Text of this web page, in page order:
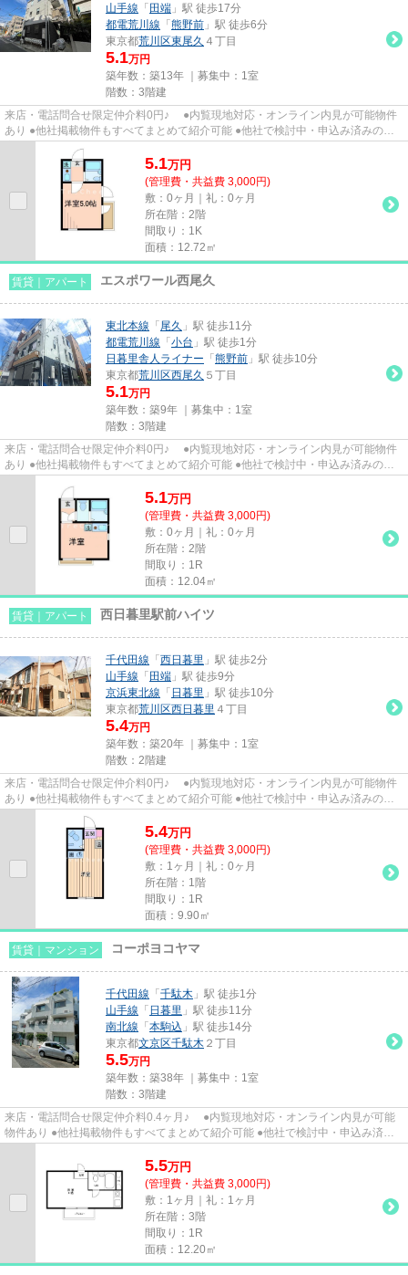
山手線 「 田端 」駅 徒歩17分
都電荒川線 「 熊野前 」駅 徒歩6分
東京都荒川区東尾久 ４丁目
5.1万円
築年数：築13年 ｜募集中： 1室
階数：3階建
来店・電話問合せ限定仲介料0円♪ ●内覧現地対応・オンライン内見が可能物件
あり ●他社掲載物件もすべてまとめて紹介可能 ●他社で検討中・申込み済みのお
客様、初期費用がさらに減額...
5.1万円
(管理費・共益費 3,000円)
敷：0ヶ月｜礼：0ヶ月
所在階：2階
間取り：1K
面積：12.72㎡
賃貸｜アパート エスポワール西尾久
東北本線 「 尾久 」駅 徒歩11分
都電荒川線 「 小台 」駅 徒歩1分
日暮里舎人ライナー 「 熊野前 」駅 徒歩10分
東京都荒川区西尾久 ５丁目
5.1万円
築年数：築9年 ｜募集中： 1室
階数：3階建
来店・電話問合せ限定仲介料0円♪ ●内覧現地対応・オンライン内見が可能物件
あり ●他社掲載物件もすべてまとめて紹介可能 ●他社で検討中・申込み済みのお
5.1万円
(管理費・共益費 3,000円)
敷：0ヶ月｜礼：0ヶ月
所在階：2階
間取り：1R
面積：12.04㎡
賃貸｜アパート 西日暮里駅前ハイツ
千代田線 「 西日暮里 」駅 徒歩2分
山手線 「 田端 」駅 徒歩9分
京浜東北線 「 日暮里 」駅 徒歩10分
東京都荒川区西日暮里 ４丁目
5.4万円
築年数：築20年 ｜募集中： 1室
階数：2階建
来店・電話問合せ限定仲介料0円♪ ●内覧現地対応・オンライン内見が可能物件
あり ●他社掲載物件もすべてまとめて紹介可能 ●他社で検討中・申込み済みのお
客様、初期費用がさらに減額...
5.4万円
(管理費・共益費 3,000円)
敷：1ヶ月｜礼：0ヶ月
所在階：1階
間取り：1R
面積：9.90㎡
賃貸｜マンション コーポヨコヤマ
千代田線 「 千駄木 」駅 徒歩1分
山手線 「 日暮里 」駅 徒歩11分
南北線 「 本駒込 」駅 徒歩14分
東京都文京区千駄木 ２丁目
5.5万円
築年数：築38年 ｜募集中： 1室
階数：3階建
来店・電話問合せ限定仲介料0.4ヶ月♪ ●内覧現地対応・オンライン内見が可能
物件あり ●他社掲載物件もすべてまとめて紹介可能 ●他社で検討中・申込み済み
5.5万円
(管理費・共益費 3,000円)
敷：1ヶ月｜礼：1ヶ月
所在階：3階
間取り：1R
面積：12.20㎡